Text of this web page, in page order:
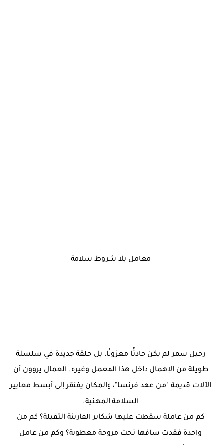
معامل بلا شروط سلامة
رحيل سمر لم يكن حادثًا معزولًا، بل حلقة جديدة في سلسلة
طويلة من الإهمال داخل هذا المعمل وغيره. العمال يروون أن
الآلات قديمة "من عهد فرنسا"، والمكان يفتقر إلى أبسط معايير
السلامة المهنية.
كم من عاملة سقطت عليها شكاير الفارينة الثقيلة؟ كم من
واحدة فقدت ساقها تحت مروحة معطوبة؟ وكم من عامل